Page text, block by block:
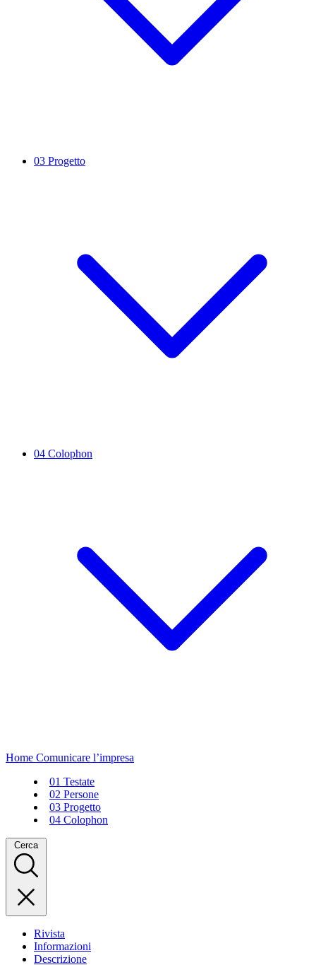
03 Progetto
04 Colophon
Home Comunicare l’impresa
01 Testate
02 Persone
03 Progetto
04 Colophon
Cerca
Rivista
Informazioni
Descrizione